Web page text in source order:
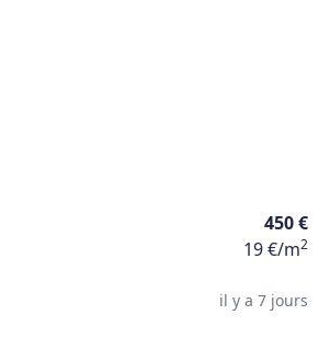
450 €
19 €/m2
il y a 7 jours